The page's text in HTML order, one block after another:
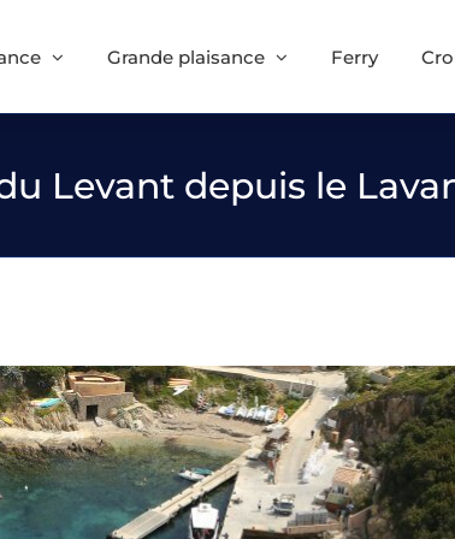
Grande plaisance Ferry
Levant depuis le